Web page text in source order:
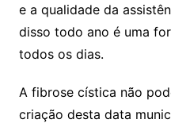
e a qualidade da
disso todo ano é uma
todos os dias.
A fibrose cística não
criação desta data